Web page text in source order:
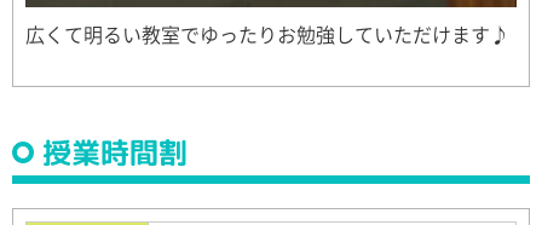
広くて明るい教室でゆったりお勉強していただけます♪
授業時間割